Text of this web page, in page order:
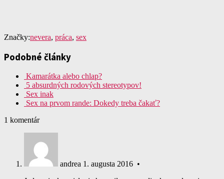
Značky:nevera, práca, sex
Podobné články
Kamarátka alebo chlap?
5 absurdných rodových stereotypov!
Sex inak
Sex na prvom rande: Dokedy treba čakať?
1 komentár
andrea 1. augusta 2016 •